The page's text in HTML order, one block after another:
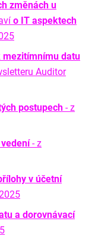
změnách u
o IT aspektech
mezitímnímu datu
Auditor
postupech - z
- z
v účetní
a dorovnávací